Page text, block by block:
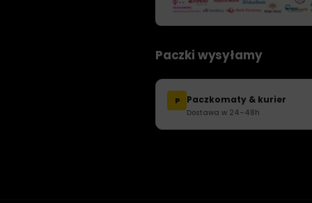
Paczki wysyłamy
P Paczkomaty & kurier
Dostawa w 24–48h